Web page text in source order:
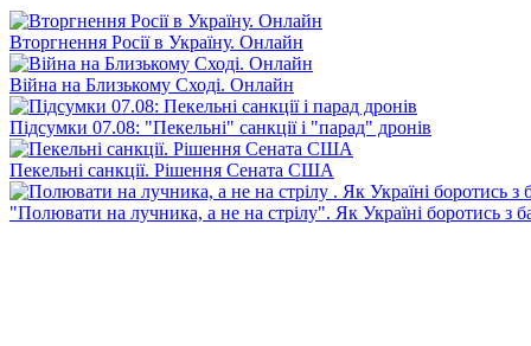
Вторгнення Росії в Україну. Онлайн
Війна на Близькому Сході. Онлайн
Підсумки 07.08: "Пекельні" санкції і "парад" дронів
Пекельні санкції. Рішення Сената США
"Полювати на лучника, а не на стрілу". Як Україні боротись з